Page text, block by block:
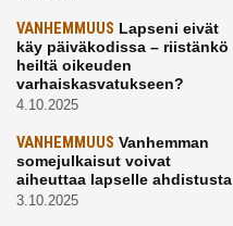
VANHEMMUUS Lapseni eivät
käy päiväkodissa – riistänkö
heiltä oikeuden
varhaiskasvatukseen?
4.10.2025
VANHEMMUUS Vanhemman
somejulkaisut voivat
aiheuttaa lapselle ahdistusta
3.10.2025